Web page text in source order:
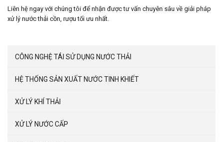
Liên hệ ngay với chúng tôi để nhận được tư vấn chuyên sâu về giải pháp
xử lý nước thải cồn, rượu tối ưu nhất.
CÔNG NGHỆ TÁI SỬ DỤNG NƯỚC THẢI
HỆ THỐNG SẢN XUẤT NƯỚC TINH KHIẾT
XỬ LÝ KHÍ THẢI
XỬ LÝ NƯỚC CẤP